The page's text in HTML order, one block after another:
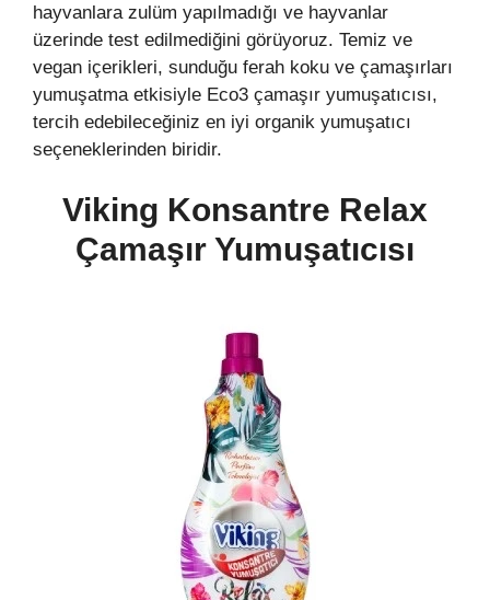
hayvanlara zulüm yapılmadığı ve hayvanlar
üzerinde test edilmediğini görüyoruz. Temiz ve
vegan içerikleri, sunduğu ferah koku ve çamaşırları
yumuşatma etkisiyle Eco3 çamaşır yumuşatıcısı,
tercih edebileceğiniz en iyi organik yumuşatıcı
seçeneklerinden biridir.
Viking Konsantre Relax
Çamaşır Yumuşatıcısı